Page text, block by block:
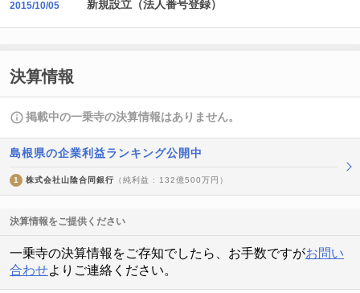
2015/10/05 新規設立（法人番号登録）
決算情報
掲載中の一乗寺の決算情報はありません。
島根県の企業利益ランキング公開中
1 株式会社山陰合同銀行 （純利益 : 132億500万円）
決算情報をご提供ください
一乗寺の決算情報をご存知でしたら、お手数ですがお問い
合わせよりご連絡ください。